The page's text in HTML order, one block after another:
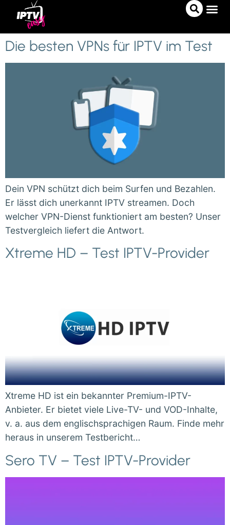
Die besten VPNs für IPTV im Test
Dein VPN schützt dich beim Surfen und Bezahlen.
Er lässt dich unerkannt IPTV streamen. Doch
welcher VPN-Dienst funktioniert am besten? Unser
Testvergleich liefert die Antwort.
Xtreme HD – Test IPTV-Provider
Xtreme HD ist ein bekannter Premium-IPTV-
Anbieter. Er bietet viele Live-TV- und VOD-Inhalte,
v. a. aus dem englischsprachigen Raum. Finde mehr
heraus in unserem Testbericht…
Sero TV – Test IPTV-Provider